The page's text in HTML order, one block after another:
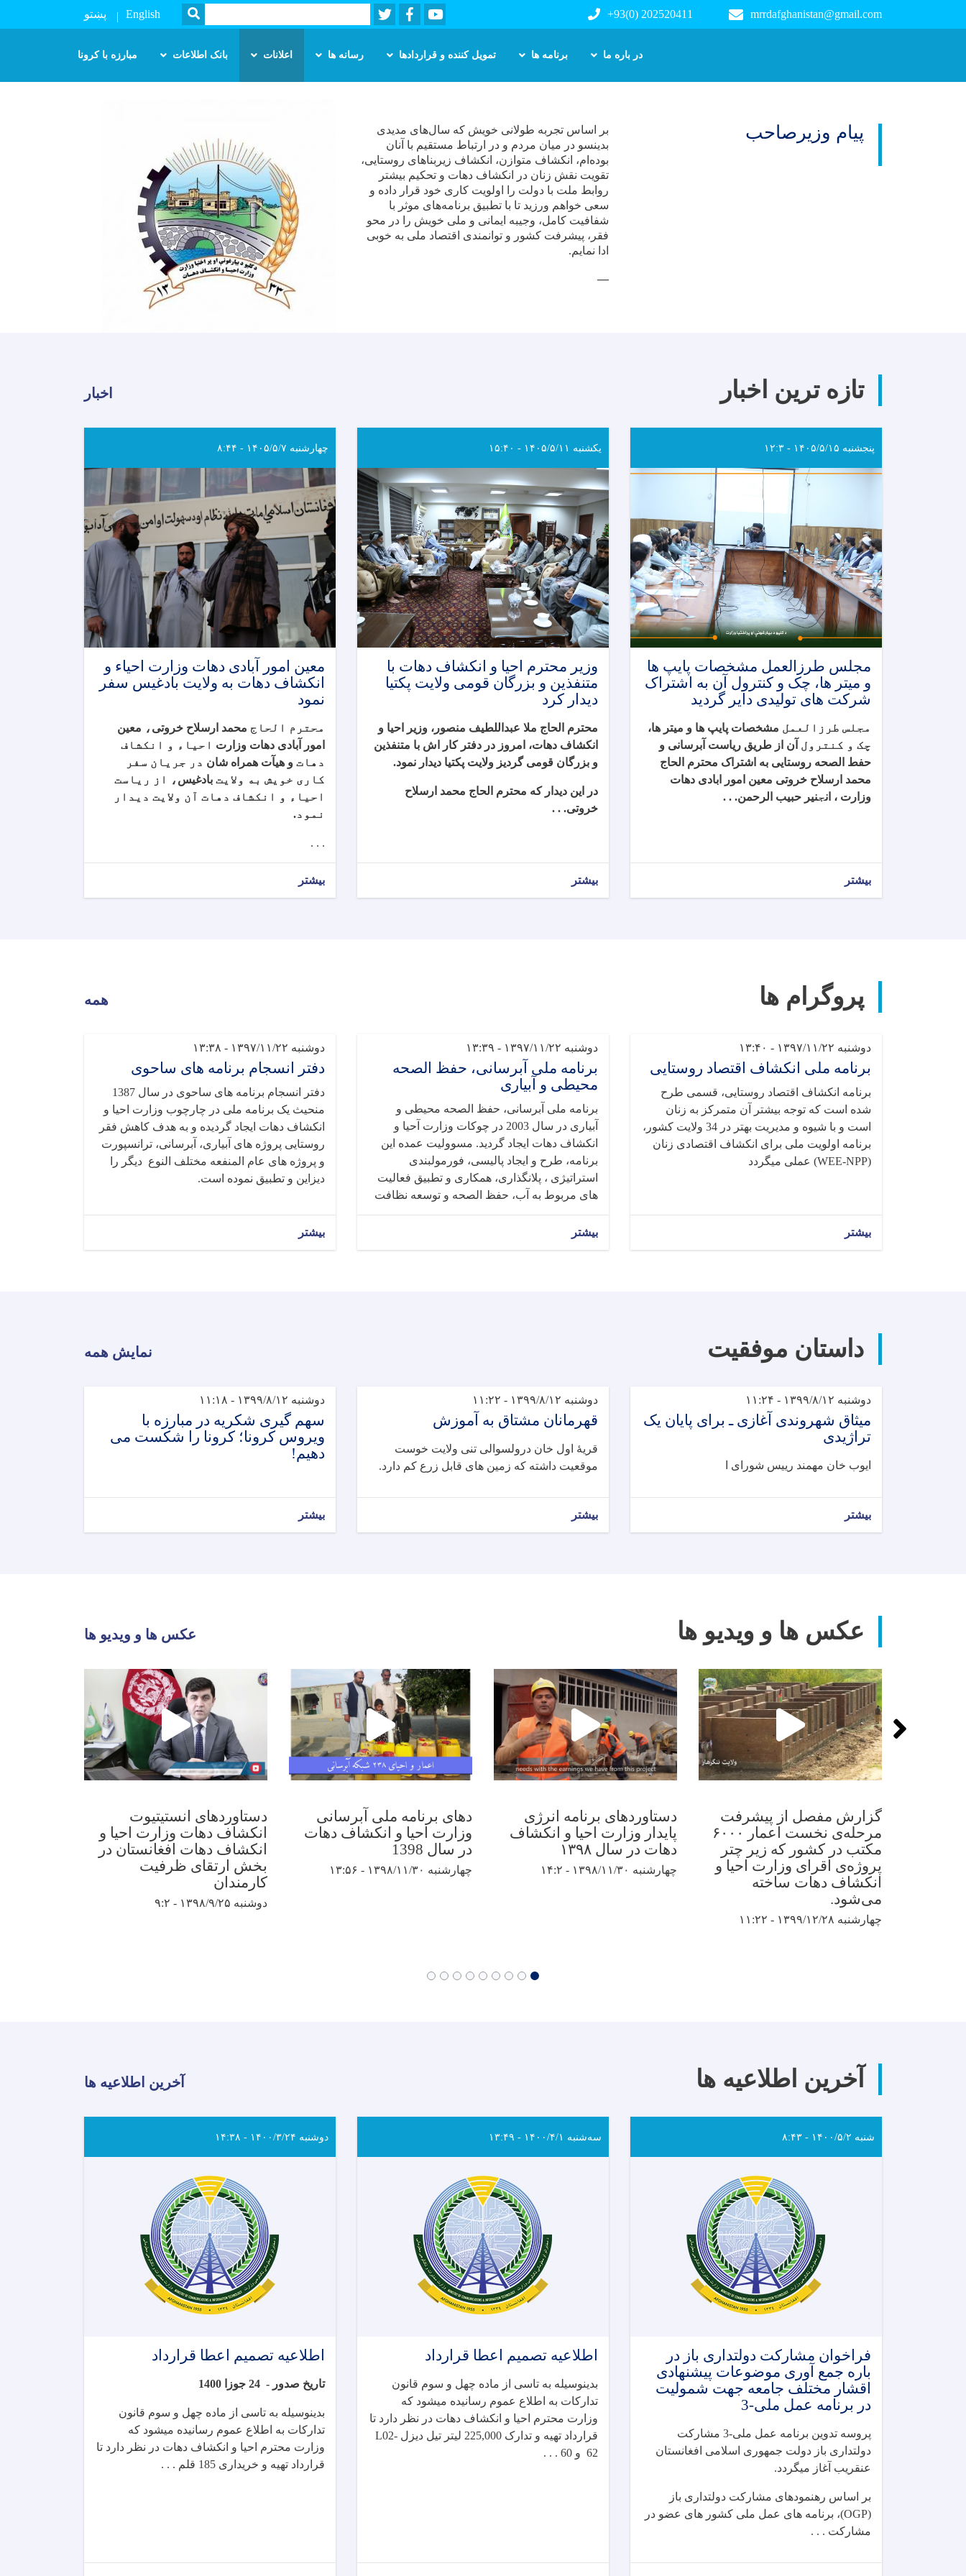
main
content
mrrdafghanistan@gmail.com
+93(0) 202520411
Youtube
Facebook
Twitter
Search
SEARCH
English پښتو
در باره ما برنامه ها تمویل کننده و قراردادها رسانه ها اعلانات بانک اطلاعات مبارزه با کرونا
پیام وزیرصاحب
بر اساس تجربه‌ طولانی خویش که سال‌های مدیدی
بدینسو در میان مردم و در ارتباط مستقیم با آنان
بوده‌ام، انکشاف متوازن، انکشاف زیربناهای روستایی،
تقویت نقش زنان در انکشاف دهات و تحکیم بیشتر
روابط ملت با دولت را اولویت کاری خود قرار داده‌ و
سعی خواهم ورزید تا با تطبیق برنامه‌های موثر با
شفافیت کامل، وجیبه‌ ایمانی و ملی خویش را در محو
فقر، پیشرفت کشور و توانمندی اقتصاد ملی به خوبی
ادا نمایم.
تازه ترین اخبار اخبار
پنجشنبه ۱۴۰۵/۵/۱۵ - ۱۲:۳
مجلس طرزالعمل مشخصات پایپ ها
و میتر ها، چک و کنترول آن به اشتراک
شرکت های تولیدی دایر گردید
مجلس طرزالعمل مشخصات پایپ ها و میتر ها،
چک و کنترول آن از طریق ریاست آبرسانی و
حفط الصحه روستایی به اشتراک محترم الحاج
محمد ارسلاح خروتی معین امور ابادی دهات
وزارت ، انجنیر حبیب الرحمن. . .
بیشتر
یکشنبه ۱۴۰۵/۵/۱۱ - ۱۵:۴۰
وزیر محترم احیا و انکشاف دهات با
متنفذین و بزرگان قومی ولایت پکتیا
دیدار کرد
محترم الحاج ملا عبداللطیف منصور، وزیر احیا و
انکشاف دهات، امروز در دفتر کار اش با متنفذین
و بزرگان قومی گردیز ولایت‌ پکتیا دیدار نمود.
در این دیدار که محترم الحاج محمد ارسلاح
خروتی. . .
بیشتر
چهارشنبه ۱۴۰۵/۵/۷ - ۸:۴۴
معین امور آبادی دهات وزارت احیاء و
انکشاف دهات به ولایت بادغیس سفر
نمود
محترم الحاج محمد ارسلاح خروتی ، معین
امور آبادی دهات وزارت احیاء و انکشاف
دهات و هیآت همراه شان در جریان سفر
کاری خویش به ولایت بادغیس ، از ریاست
احیاء و انکشاف دهات آن ولایت دیدار
نمود.
. . .
بیشتر
پروگرام ها همه
دوشنبه ۱۳۹۷/۱۱/۲۲ - ۱۳:۴۰
برنامه ملی انکشاف اقتصاد روستایی
برنامه انکشاف اقتصاد روستایی، قسمی طرح
شده است که توجه بیشتر آن متمرکز به زنان
است و با شیوه و مدیریت بهتر در 34 ولایت کشور،
برنامه اولویت ملی برای انکشاف اقتصادی زنان
(WEE-NPP) عملی میگردد
بیشتر
دوشنبه ۱۳۹۷/۱۱/۲۲ - ۱۳:۳۹
برنامه ملی آبرسانی، حفظ الصحه
محیطی و آبیاری
برنامه ملی آبرسانی، حفظ الصحه محیطی و
آبیاری در سال 2003 در چوکات وزارت آحیا و
انکشاف دهات ایجاد گردید. مسوولیت عمده این
برنامه، طرح و ایجاد پالیسی، فورمولبندی
استراتیژی ، پلانگذاری، همکاری و تطبیق فعالیت
های مربوط به آب، حفظ الصحه و توسعه نظافت
بیشتر
دوشنبه ۱۳۹۷/۱۱/۲۲ - ۱۳:۳۸
دفتر انسجام برنامه های ساحوی
دفتر انسجام برنامه های ساحوی در سال 1387
منحیث یک برنامه ملی در چارچوب وزارت احیا و
انکشاف دهات ایجاد گردیده و به هدف کاهش فقر
روستایی پروژه های آبیاری، آبرسانی، ترانسپورت
و پروژه های عام المنفعه مختلف النوع دیگر را
دیزاین و تطبیق نموده است.
بیشتر
داستان موفقیت نمایش همه
دوشنبه ۱۳۹۹/۸/۱۲ - ۱۱:۲۴
میثاق شهروندی آغازی ـ برای پایان یک
تراژیدی
ایوب خان مهمند رییس شورای ا
بیشتر
دوشنبه ۱۳۹۹/۸/۱۲ - ۱۱:۲۲
قهرمانان مشتاق به آموزش
قریۀ اول خان درولسوالی تنی ولایت خوست
موقعیت داشته که زمین های قابل زرع کم دارد.
بیشتر
دوشنبه ۱۳۹۹/۸/۱۲ - ۱۱:۱۸
سهم گیری شکریه در مبارزه با
ویروس کرونا؛ کرونا را شکست می
دهیم!
بیشتر
عکس ها و ویدیو ها عکس ها و ویدیو ها
گزارش مفصل از پیشرفت
مرحله‌ی نخست اعمار ۶۰۰۰
مکتب در کشور که زیر چتر
پروژه‌ی اقرای وزارت احیا و
انکشاف دهات ساخته
می‌شود.
چهارشنبه ۱۳۹۹/۱۲/۲۸ - ۱۱:۲۲
دستاوردهای برنامه انرژی
پایدار وزارت احیا و انکشاف
دهات در سال ۱۳۹۸
چهارشنبه ۱۳۹۸/۱۱/۳۰ - ۱۴:۲
دهای برنامه ملی آبرسانی
وزارت احیا و انکشاف دهات
در سال 1398
چهارشنبه ۱۳۹۸/۱۱/۳۰ - ۱۳:۵۶
دستاوردهای انستیتیوت
انکشاف دهات وزارت احیا و
انکشاف دهات افغانستان در
بخش ارتقای ظرفیت
کارمندان
دوشنبه ۱۳۹۸/۹/۲۵ - ۹:۲
آخرین اطلاعیه ها آخرین اطلاعیه ها
شنبه ۱۴۰۰/۵/۲ - ۸:۴۳
فراخوان مشارکت دولتداری باز در
باره جمع آوری موضوعات پیشنهادی
اقشار مختلف جامعه جهت شمولیت
در برنامه عمل ملی-3
پروسه تدوین برنامه عمل ملی-3 مشارکت
دولتداری باز دولت جمهوری اسلامی افغانستان
عنقریب آغاز میگردد.
بر اساس رهنمودهای مشارکت دولتداری باز
(OGP)، برنامه های عمل ملی کشور های عضو در
مشارکت . . .
سه‌شنبه ۱۴۰۰/۴/۱ - ۱۳:۴۹
اطلاعیه تصمیم اعطا قرارداد
بدینوسیله به تاسی از ماده چهل و سوم قانون
تدارکات به اطلاع عموم رسانیده میشود که
وزارت محترم احیا و انکشاف دهات در نظر دارد تا
قرارداد تهیه و تدارک 225,000 لیتر تیل دیزل
L02-
62 و 60 . . .
دوشنبه ۱۴۰۰/۳/۲۴ - ۱۴:۳۸
اطلاعیه تصمیم اعطا قرارداد
تاریخ صدور - 24 جوزا 1400
بدینوسیله به تاسی از ماده چهل و سوم قانون
تدارکات به اطلاع عموم رسانیده میشود که
وزارت محترم احیا و انکشاف دهات در نظر دارد تا
قرارداد تهیه و خریداری 185 قلم . . .